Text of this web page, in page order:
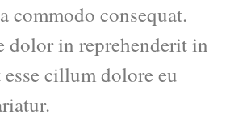
commodo consequat.
dolor in reprehenderit in
cillum dolore eu